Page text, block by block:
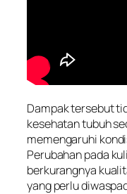
Dampak tersebut
kesehatan tubuh
memengaruhi
Perubahan pada
berkurangnya
yang perlu